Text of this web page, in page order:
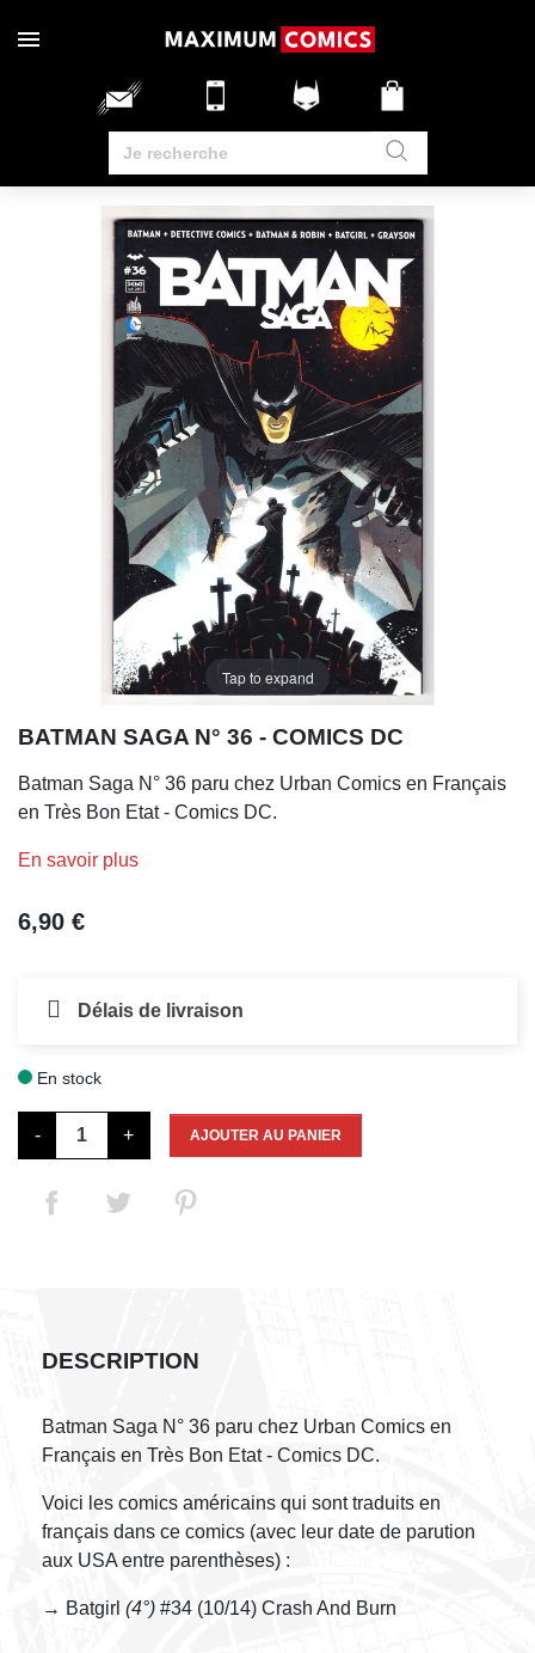
Tap to expand
BATMAN SAGA N° 36 - COMICS DC
Batman Saga N° 36 paru chez Urban Comics en Français
en Très Bon Etat - Comics DC.
En savoir plus
6,90 €
Délais de livraison
En stock
- + AJOUTER AU PANIER
DESCRIPTION
Batman Saga N° 36 paru chez Urban Comics en
Français en Très Bon Etat - Comics DC.
Voici les comics américains qui sont traduits en
français dans ce comics (avec leur date de parution
aux USA entre parenthèses) :
→ Batgirl (4°) #34 (10/14) Crash And Burn